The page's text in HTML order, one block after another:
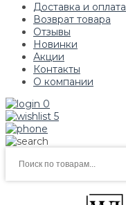
Доставка и оплата
Возврат товара
Отзывы
Новинки
Акции
Контакты
О компании
0
5
товаров